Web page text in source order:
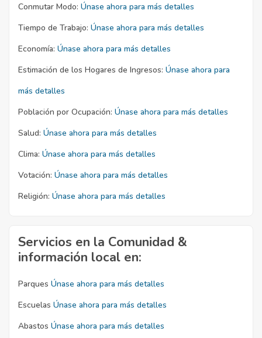
Conmutar Modo: Únase ahora para más detalles
Tiempo de Trabajo: Únase ahora para más detalles
Economía: Únase ahora para más detalles
Estimación de los Hogares de Ingresos: Únase ahora para
más detalles
Población por Ocupación: Únase ahora para más detalles
Salud: Únase ahora para más detalles
Clima: Únase ahora para más detalles
Votación: Únase ahora para más detalles
Religión: Únase ahora para más detalles
Servicios en la Comunidad &
información local en:
Parques Únase ahora para más detalles
Escuelas Únase ahora para más detalles
Abastos Únase ahora para más detalles